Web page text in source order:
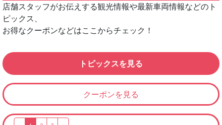
店舗スタッフがお伝えする観光情報や最新車両情報などのト
ピックス、
お得なクーポンなどはここからチェック！
トピックスを見る
クーポンを見る